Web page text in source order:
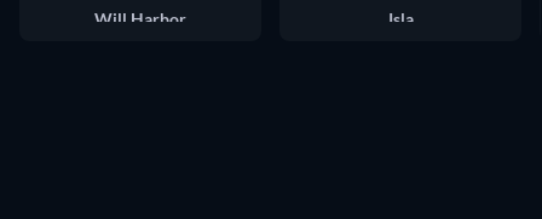
Will Harbor
Isla